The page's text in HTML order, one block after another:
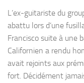
L’ex-guitariste du
abattu lors d’une
Francisco suite à une
Californien a rendu
avait rejoints aux
fort. Décidément